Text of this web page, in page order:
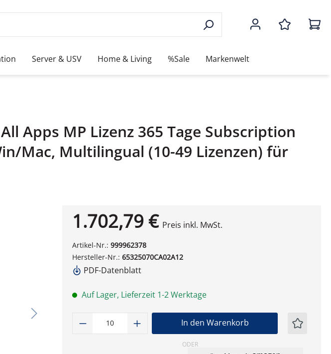
Server & USV Home & Living %Sale Markenwelt
Apps MP Lizenz 365 Tage Subscription
Mac, Multilingual (10-49 Lizenzen) für
1.702,79 € Preis inkl. MwSt.
Artikel-Nr.: 999962378
Hersteller-Nr.: 65325070CA02A12
PDF-Datenblatt
Auf Lager, Lieferzeit 1-2 Werktage
Produkt Anzahl: Gib den gewünschten Wert
In den Warenkorb
ODER